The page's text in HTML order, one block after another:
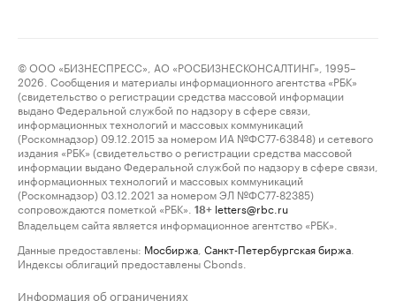
© ООО «БИЗНЕСПРЕСС», АО «РОСБИЗНЕСКОНСАЛТИНГ», 1995–
2026. Сообщения и материалы информационного агентства «РБК»
(свидетельство о регистрации средства массовой информации
выдано Федеральной службой по надзору в сфере связи,
информационных технологий и массовых коммуникаций
(Роскомнадзор) 09.12.2015 за номером ИА №ФС77-63848) и сетевого
издания «РБК» (свидетельство о регистрации средства массовой
информации выдано Федеральной службой по надзору в сфере связи,
информационных технологий и массовых коммуникаций
(Роскомнадзор) 03.12.2021 за номером ЭЛ №ФС77-82385)
сопровождаются пометкой «РБК».
18+ letters@rbc.ru
Владельцем сайта является информационное агентство «РБК».
Данные предоставлены: Мосбиржа Санкт-Петербургская биржа
Индексы облигаций предоставлены Cbonds.
Информация об ограничениях